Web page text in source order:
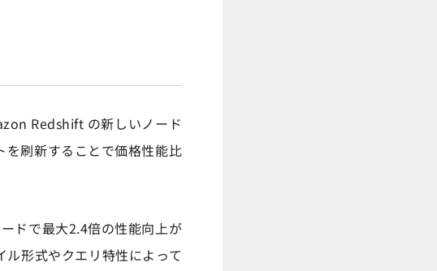
Redshift の新しいノード
を刷新することで価格性能比
ドで最大2.4倍の性能向上が
形式やクエリ特性によって